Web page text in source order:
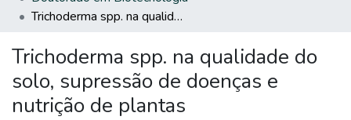
Trichoderma spp. na qualidade do solo, supressão de doenças e nutrição de plantas
Trichoderma spp. na qualidade do
solo, supressão de doenças e
nutrição de plantas